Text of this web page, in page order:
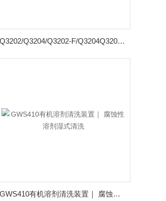
Q3202/Q3204/Q3202-F/Q3204Q3200系列实时荧光定量PCR仪
GWS410有机溶剂清洗装置｜ 腐蚀性溶剂湿式清洗